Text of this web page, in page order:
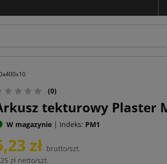
(0)
tekturowy Plaster
W magazynie| Indeks: PM1
zł brutto/szt.
zł netto/szt.